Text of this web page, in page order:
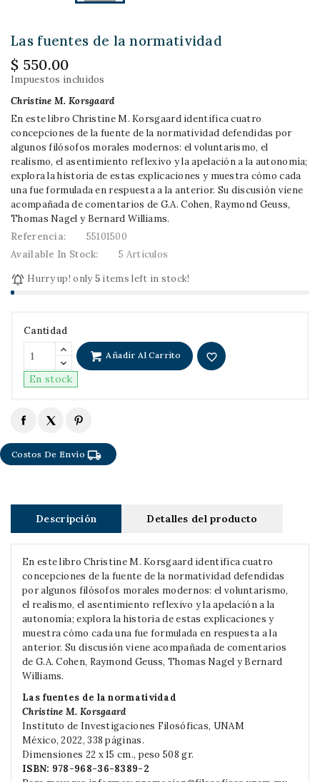
Las fuentes de la normatividad
$ 550.00
Impuestos incluidos
Christine M. Korsgaard
En este libro Christine M. Korsgaard identifica cuatro
concepciones de la fuente de la normatividad defendidas por
algunos filósofos morales modernos: el voluntarismo, el
realismo, el asentimiento reflexivo y la apelación a la autonomía;
explora la historia de estas explicaciones y muestra cómo cada
una fue formulada en respuesta a la anterior. Su discusión viene
acompañada de comentarios de G.A. Cohen, Raymond Geuss,
Thomas Nagel y Bernard Williams.
Referencia:
55101500
Available In Stock:
5 Artículos
 Hurry up! only 5 items left in stock!
Cantidad
Añadir Al Carrito favorite_border
En stock
Costos De Envíolocal_shipping
Descripción Detalles del producto
En este libro Christine M. Korsgaard identifica cuatro
concepciones de la fuente de la normatividad defendidas
por algunos filósofos morales modernos: el voluntarismo,
el realismo, el asentimiento reflexivo y la apelación a la
autonomía; explora la historia de estas explicaciones y
muestra cómo cada una fue formulada en respuesta a la
anterior. Su discusión viene acompañada de comentarios
de G.A. Cohen, Raymond Geuss, Thomas Nagel y Bernard
Williams.
Las fuentes de la normatividad
Christine M. Korsgaard
Instituto de Investigaciones Filosóficas, UNAM
México, 2022, 338 páginas.
Dimensiones 22 x 15 cm., peso 508 gr.
ISBN: 978-968-36-8389-2